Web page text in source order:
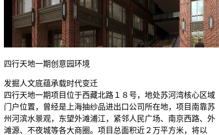
四行天地一期创意园环境
发掘人文底蕴承载时代变迁
四行天地一期项目位于西藏北路１８号，地处苏河湾核心区域
门户位置，曾经是上海抽纱品进出口公司所在地，项目南靠苏
州河滨水景观，东望外滩浦江，紧邻人民广场、南京西路、外
滩源、不夜城等各大商圈。项目总面积近２万平方米，将以